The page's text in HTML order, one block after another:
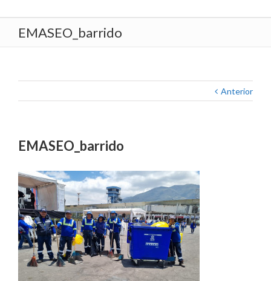
EMASEO_barrido
Anterior
EMASEO_barrido